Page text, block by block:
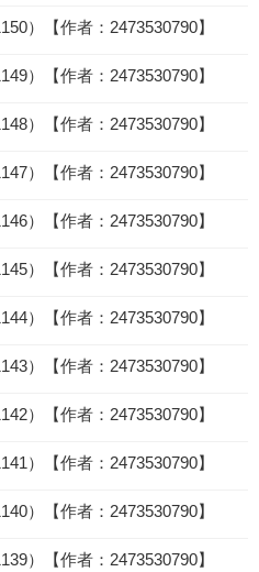
）【作者：2473530790】
）【作者：2473530790】
）【作者：2473530790】
）【作者：2473530790】
）【作者：2473530790】
）【作者：2473530790】
）【作者：2473530790】
）【作者：2473530790】
）【作者：2473530790】
）【作者：2473530790】
）【作者：2473530790】
）【作者：2473530790】